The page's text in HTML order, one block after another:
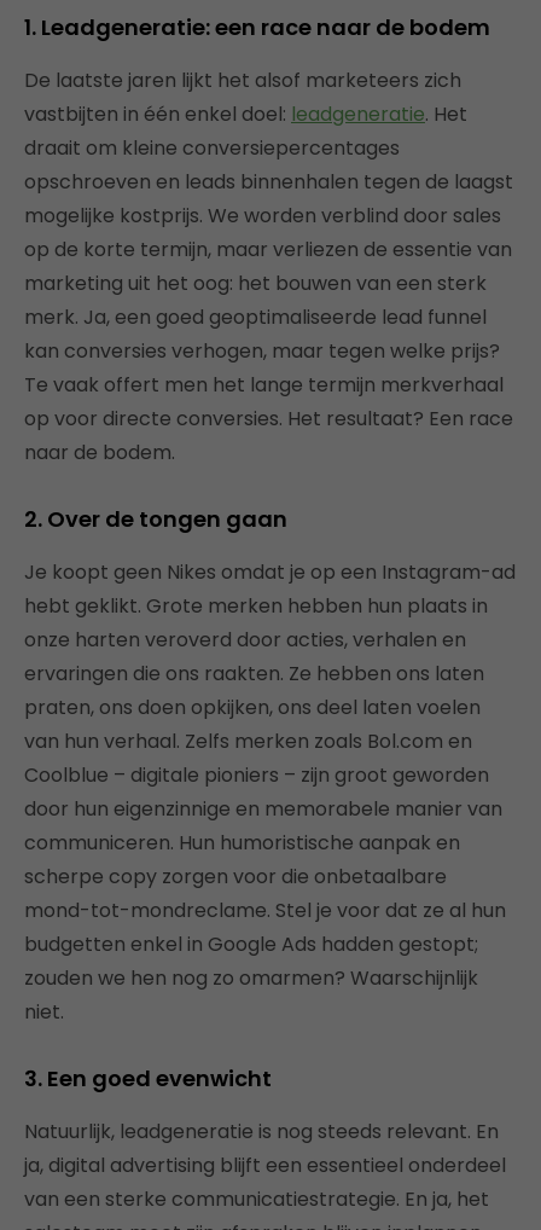
1. Leadgeneratie: een race naar de bodem
De laatste jaren lijkt het alsof marketeers zich
vastbijten in één enkel doel: leadgeneratie. Het
draait om kleine conversiepercentages
opschroeven en leads binnenhalen tegen de laagst
mogelijke kostprijs. We worden verblind door sales
op de korte termijn, maar verliezen de essentie van
marketing uit het oog: het bouwen van een sterk
merk. Ja, een goed geoptimaliseerde lead funnel
kan conversies verhogen, maar tegen welke prijs?
Te vaak offert men het lange termijn merkverhaal
op voor directe conversies. Het resultaat? Een race
naar de bodem.
2. Over de tongen gaan
Je koopt geen Nikes omdat je op een Instagram-ad
hebt geklikt. Grote merken hebben hun plaats in
onze harten veroverd door acties, verhalen en
ervaringen die ons raakten. Ze hebben ons laten
praten, ons doen opkijken, ons deel laten voelen
van hun verhaal. Zelfs merken zoals Bol.com en
Coolblue – digitale pioniers – zijn groot geworden
door hun eigenzinnige en memorabele manier van
communiceren. Hun humoristische aanpak en
scherpe copy zorgen voor die onbetaalbare
mond-tot-mondreclame. Stel je voor dat ze al hun
budgetten enkel in Google Ads hadden gestopt;
zouden we hen nog zo omarmen? Waarschijnlijk
niet.
3. Een goed evenwicht
Natuurlijk, leadgeneratie is nog steeds relevant. En
ja, digital advertising blijft een essentieel onderdeel
van een sterke communicatiestrategie. En ja, het